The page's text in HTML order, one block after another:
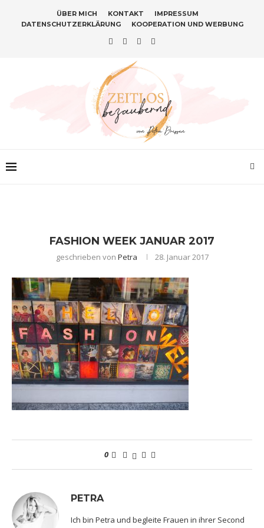
ÜBER MICH KONTAKT
IMPRESSUM
DATENSCHUTZERKLÄRUNG
KOOPERATION UND WERBUNG
FASHION WEEK JANUAR 2017
geschrieben von Petra 28. Januar 2017
0
PETRA
Ich bin Petra und begleite Frauen in ihrer Second